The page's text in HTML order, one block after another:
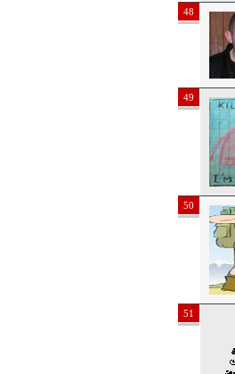
48
49
50
51